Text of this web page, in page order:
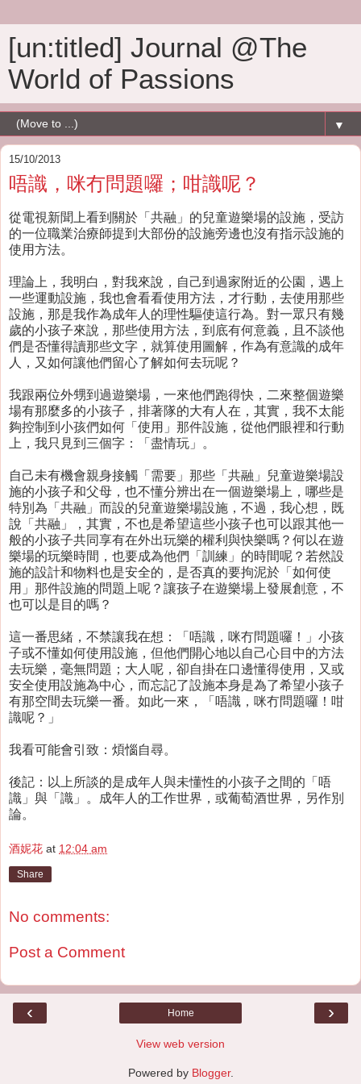
[un:titled] Journal @The
World of Passions
▼
15/10/2013
唔識，咪冇問題囉；咁識呢？
從電視新聞上看到關於「共融」的兒童遊樂場的設施，受訪
的一位職業治療師提到大部份的設施旁邊也沒有指示設施的
使用方法。
理論上，我明白，對我來說，自己到過家附近的公園，遇上
一些運動設施，我也會看看使用方法，才行動，去使用那些
設施，那是我作為成年人的理性驅使這行為。對一眾只有幾
歲的小孩子來說，那些使用方法，到底有何意義，且不談他
們是否懂得讀那些文字，就算使用圖解，作為有意識的成年
人，又如何讓他們留心了解如何去玩呢？
我跟兩位外甥到過遊樂場，一來他們跑得快，二來整個遊樂
場有那麼多的小孩子，排著隊的大有人在，其實，我不太能
夠控制到小孩們如何「使用」那件設施，從他們眼裡和行動
上，我只見到三個字：「盡情玩」。
自己未有機會親身接觸「需要」那些「共融」兒童遊樂場設
施的小孩子和父母，也不懂分辨出在一個遊樂場上，哪些是
特別為「共融」而設的兒童遊樂場設施，不過，我心想，既
說「共融」，其實，不也是希望這些小孩子也可以跟其他一
般的小孩子共同享有在外出玩樂的權利與快樂嗎？何以在遊
樂場的玩樂時間，也要成為他們「訓練」的時間呢？若然設
施的設計和物料也是安全的，是否真的要拘泥於「如何使
用」那件設施的問題上呢？讓孩子在遊樂場上發展創意，不
也可以是目的嗎？
這一番思緒，不禁讓我在想：「唔識，咪冇問題囉！」小孩
子或不懂如何使用設施，但他們開心地以自己心目中的方法
去玩樂，毫無問題；大人呢，卻自掛在口邊懂得使用，又或
安全使用設施為中心，而忘記了設施本身是為了希望小孩子
有那空間去玩樂一番。如此一來，「唔識，咪冇問題囉！咁
識呢？」
我看可能會引致：煩惱自尋。
後記：以上所談的是成年人與未懂性的小孩子之間的「唔
識」與「識」。成年人的工作世界，或葡萄酒世界，另作別
論。
酒妮花 at 12:04 am
Share
No comments:
Post a Comment
‹ ›
Home
View web version
Powered by Blogger.